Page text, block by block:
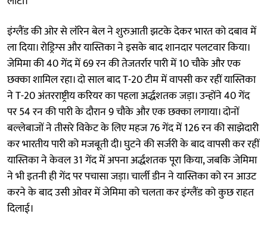
इंग्लैंड की ओर से लॉरेन बेल ने शुरुआती झटके देकर भारत को दबाव में
ला दिया। रोड्रिग्स और यास्तिका ने इसके बाद शानदार पलटवार किया।
जेमिमा की 40 गेंद में 69 रन की तेजतर्रार पारी में 10 चौके और एक
छक्का शामिल रहा। दो साल बाद T-20 टीम में वापसी कर रहीं यास्तिका
ने T-20 अंतरराष्ट्रीय करियर का पहला अर्द्धशतक जड़ा। उन्होंने 40 गेंद
पर 54 रन की पारी के दौरान 9 चौके और एक छक्का लगाया। दोनों
बल्लेबाजों ने तीसरे विकेट के लिए महज 76 गेंद में 126 रन की साझेदारी
कर भारतीय पारी को मजबूती दी। घुटने की सर्जरी के बाद वापसी कर रहीं
यास्तिका ने केवल 31 गेंद में अपना अर्द्धशतक पूरा किया, जबकि जेमिमा
ने भी इतनी ही गेंद पर पचासा जड़ा। चार्ली डीन ने यास्तिका को रन आउट
करने के बाद उसी ओवर में जेमिमा को चलता कर इंग्लैंड को कुछ राहत
दिलाई।